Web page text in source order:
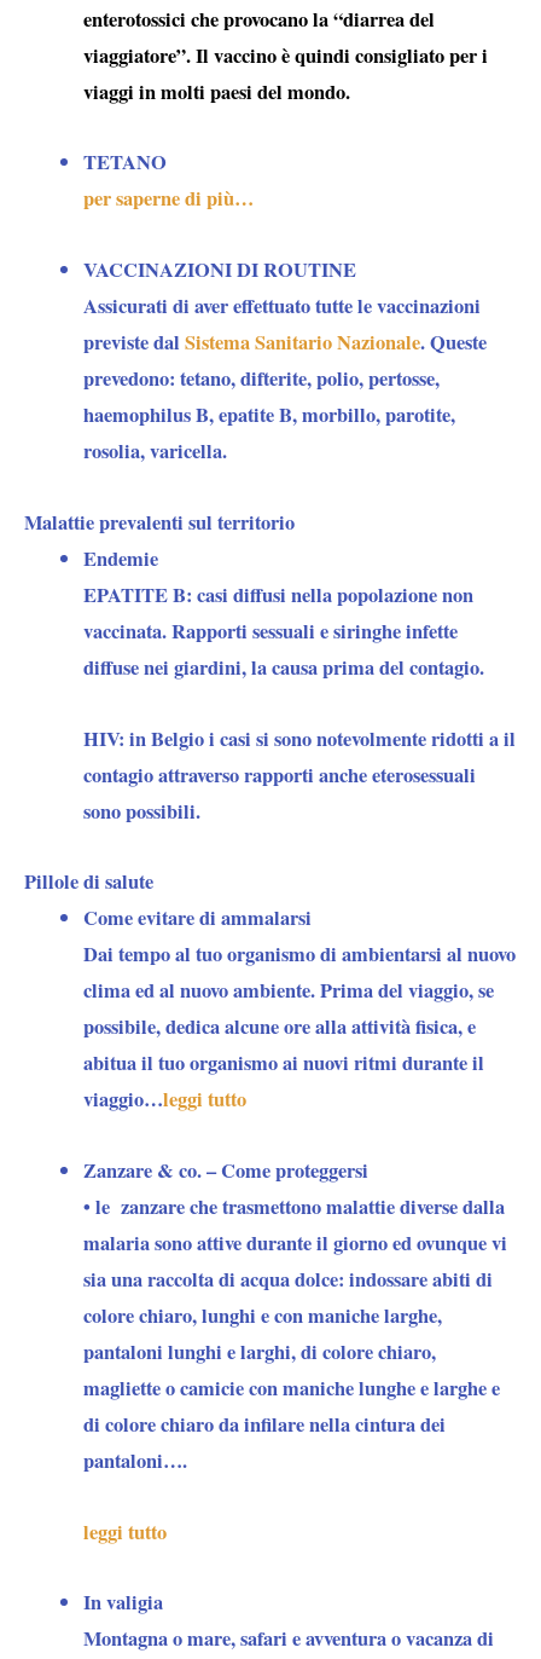
enterotossici che provocano la “diarrea del
viaggiatore”. Il vaccino è quindi consigliato per i
viaggi in molti paesi del mondo.
TETANO
per saperne di più…
VACCINAZIONI DI ROUTINE
Assicurati di aver effettuato tutte le vaccinazioni
previste dalSistema Sanitario Nazionale. Queste
prevedono: tetano, difterite, polio, pertosse,
haemophilus B, epatite B, morbillo, parotite,
rosolia, varicella.
Malattie prevalenti sul territorio
Endemie
EPATITE B:casi diffusi nella popolazione non
vaccinata. Rapporti sessuali e siringhe infette
diffuse nei giardini, la causa prima del contagio.
HIV:in Belgio i casi si sono notevolmente ridotti a il
contagio attraverso rapporti anche eterosessuali
sono possibili.
Pillole di salute
Come evitare di ammalarsi
Dai tempo al tuo organismo di ambientarsi al nuovo
clima ed al nuovo ambiente. Prima del viaggio, se
possibile, dedica alcune ore alla attività fisica, e
abitua il tuo organismo ai nuovi ritmi durante il
viaggio…leggi tutto
Zanzare & co. – Come proteggersi
• lezanzareche trasmettono malattie diverse dalla
malaria sono attive durante il giorno ed ovunque vi
sia una raccolta di acqua dolce: indossare abiti di
colore chiaro, lunghi e con maniche larghe,
pantaloni lunghi e larghi, di colore chiaro,
magliette o camicie con maniche lunghe e larghe e
di colore chiaro da infilare nella cintura dei
pantaloni….
leggi tutto
In valigia
Montagna o mare, safari e avventura o vacanza di